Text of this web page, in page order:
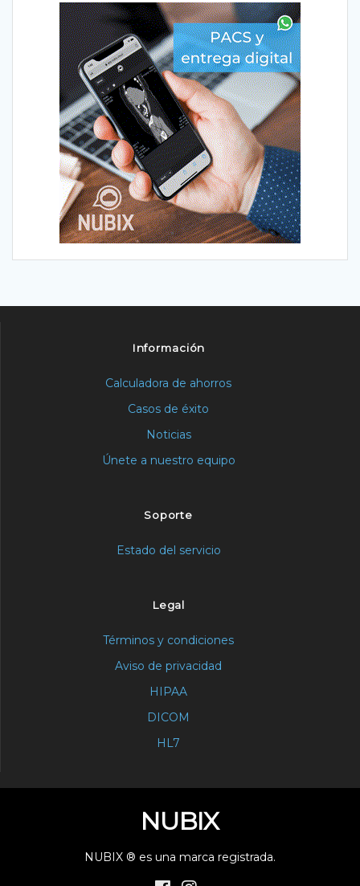
Información
Calculadora de ahorros
Casos de éxito
Noticias
Únete a nuestro equipo
Soporte
Estado del servicio
Legal
Términos y condiciones
Aviso de privacidad
HIPAA
DICOM
HL7
NUBIX
NUBIX ® es una marca registrada.